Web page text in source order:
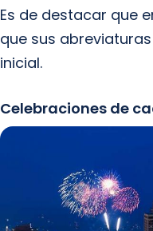
Es de destacar que
que sus
inicial.
Celebraciones de